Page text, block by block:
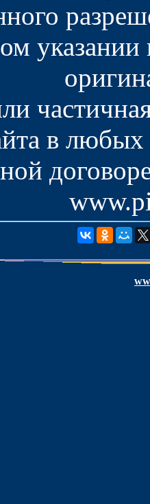
в